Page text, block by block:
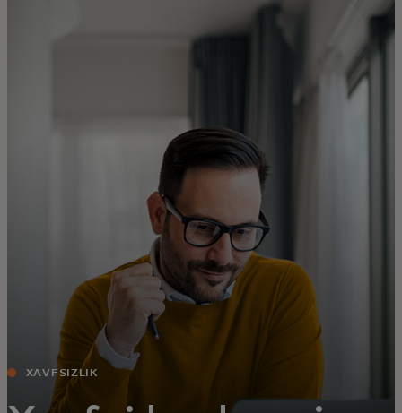
Butun dunyo uchun
Innovatorlar uchun
Yangiliklar va trendlar
XAVFSIZLIK